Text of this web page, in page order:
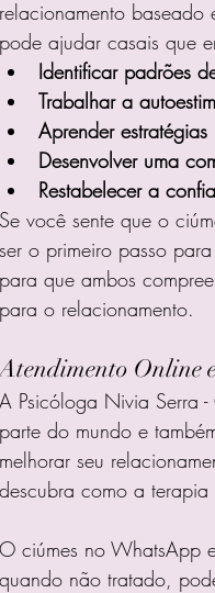
relacionamento baseado
pode ajudar casais que
Identificar padrões
Trabalhar a
Aprender
Desenvolver uma
Restabelecer a
Se você sente que o
ser o primeiro passo
para que ambos
para o relacionamento.
Atendimento Online
A Psicóloga Nivia Serra
parte do mundo e
melhorar seu
descubra como a
O ciúmes no WhatsApp
quando não tratado,